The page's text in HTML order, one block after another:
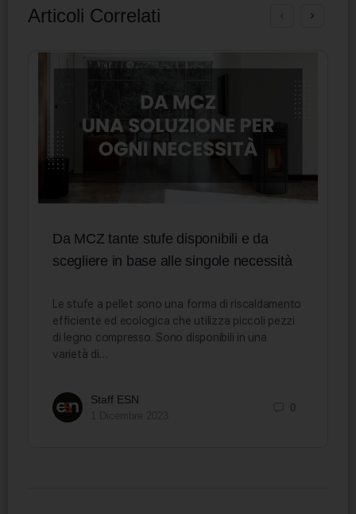
Articoli Correlati
Da MCZ tante stufe disponibili e da
scegliere in base alle singole necessità
Le stufe a pellet sono una forma di riscaldamento
efficiente ed ecologica che utilizza piccoli pezzi
di legno compresso. Sono disponibili in una
varietà di…
Staff ESN
0